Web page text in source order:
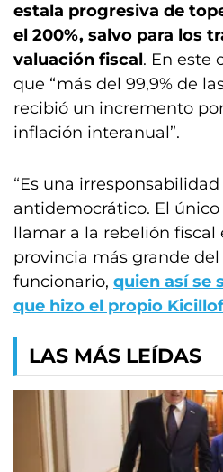
estala progresiva de
el 200%, salvo para los
valuación fiscal. En este
que “más del 99,9% de
recibió un incremento
inflación interanual”.
“Es una
antidemocrático. El
llamar a la rebelión fiscal
provincia más grande del
funcionario, quien así se
que hizo el propio Kicillof
LAS MÁS LEÍDAS